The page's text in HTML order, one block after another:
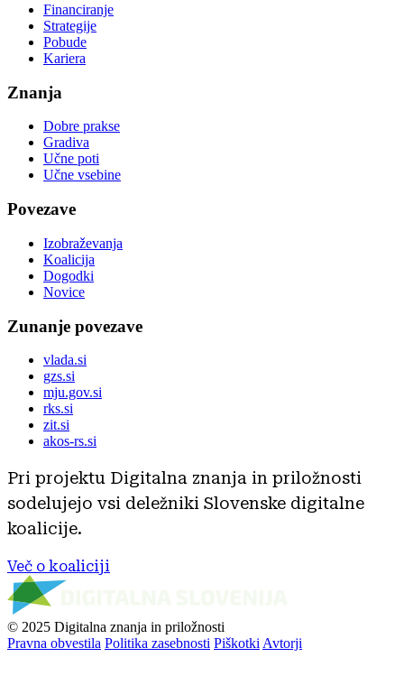
Financiranje
Strategije
Pobude
Kariera
Znanja
Dobre prakse
Gradiva
Učne poti
Učne vsebine
Povezave
Izobraževanja
Koalicija
Dogodki
Novice
Zunanje povezave
vlada.si
gzs.si
mju.gov.si
rks.si
zit.si
akos-rs.si
Pri projektu Digitalna znanja in priložnosti
sodelujejo vsi deležniki Slovenske digitalne
koalicije.
Več o koaliciji
© 2025 Digitalna znanja in priložnosti
Pravna obvestila Politika zasebnosti Piškotki Avtorji